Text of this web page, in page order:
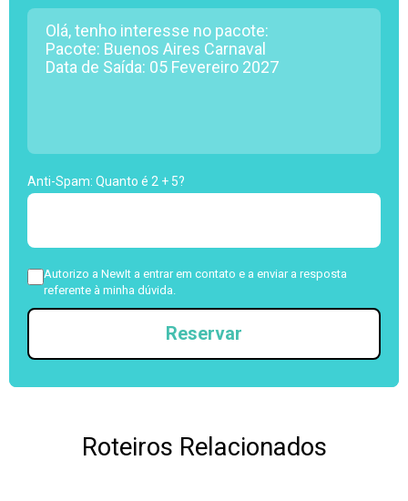
Anti-Spam: Quanto é 2 + 5?
Autorizo a NewIt a entrar em contato e a enviar a resposta
referente à minha dúvida.
Reservar
Roteiros Relacionados